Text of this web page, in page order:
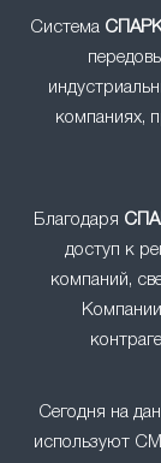
Система
компаниях,
Благодаря
доступ к
компаний,
Сегодня на
используют